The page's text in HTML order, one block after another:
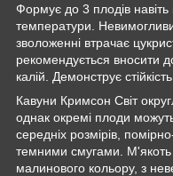
Формує до 3 плодів
температури.
зволоженні втрачає
рекомендується вносити
калій. Демонструє
Кавуни Кримсон Світ
однак окремі плоди
середніх розмірів,
темними смугами. М'якоть
малинового кольору, з